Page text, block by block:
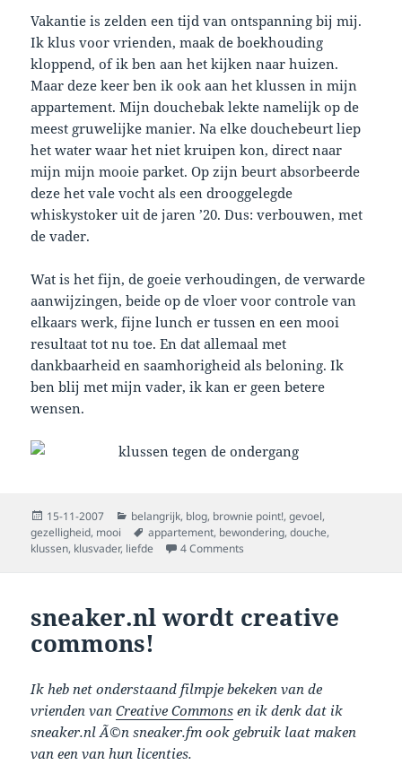
Vakantie is zelden een tijd van ontspanning bij mij.
Ik klus voor vrienden, maak de boekhouding
kloppend, of ik ben aan het kijken naar huizen.
Maar deze keer ben ik ook aan het klussen in mijn
appartement. Mijn douchebak lekte namelijk op de
meest gruwelijke manier. Na elke douchebeurt liep
het water waar het niet kruipen kon, direct naar
mijn mijn mooie parket. Op zijn beurt absorbeerde
deze het vale vocht als een drooggelegde
whiskystoker uit de jaren ’20. Dus: verbouwen, met
de vader.
Wat is het fijn, de goeie verhoudingen, de verwarde
aanwijzingen, beide op de vloer voor controle van
elkaars werk, fijne lunch er tussen en een mooi
resultaat tot nu toe. En dat allemaal met
dankbaarheid en saamhorigheid als beloning. Ik
ben blij met mijn vader, ik kan er geen betere
wensen.
Posted
on
15-11-2007 Categories
belangrijk, blog, brownie point!,gevoel,
gezelligheid, mooi Tags
appartement, bewondering,douche,
klussen, klusvader, liefde 4 Comments
sneaker.nl wordt creative
commons!
Ik heb net onderstaand filmpje bekeken van de
vrienden vanCreative Commons en ik denk dat ik
sneaker.nl Ã©n sneaker.fm ook gebruik laat maken
van een van hun licenties.